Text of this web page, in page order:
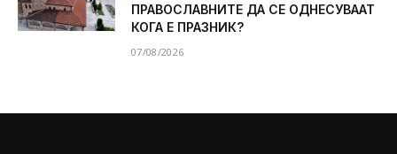
ПРАВОСЛАВНИТЕ ДА СЕ ОДНЕСУВААТ
КОГА Е ПРАЗНИК?
07/08/2026